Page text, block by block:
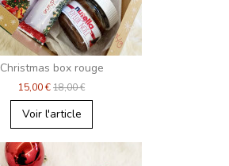
Christmas box rouge
15,00 € 18,00 €
Voir l'article